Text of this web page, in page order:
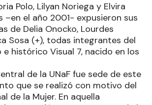
Polo, Lilyan Noriega y Elvira
–en el año 2001- expusieron sus
de Delia Onocko, Lourdes
Sosa (+), todas integrantes del
histórico Visual 7, nacido en los
de la UNaF fue sede de este
que se realizó con motivo del
de la Mujer. En aquella